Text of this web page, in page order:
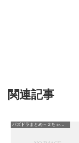
関連記事